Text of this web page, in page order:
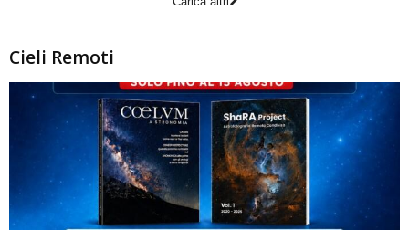
Cieli Remoti